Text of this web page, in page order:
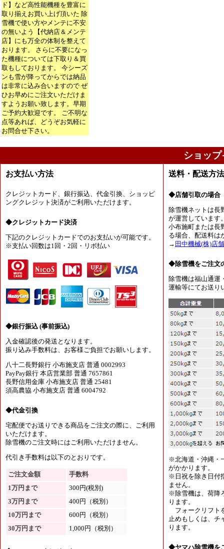
ド】など高性能機種を豊富に
取り揃えお買い上げ頂いた 除
雪機で使い方やメンテに不安
の無いよう【代納店＆メンテ
店】にも万全の体制を整えて
おります。 さらに不要になっ
た機種については下取り＆買
取もしております。 今シーズ
ンも雪が降ってからでは納品
は非常に込み合いますので ぜ
ひお早めにご注文いただけま
すようお願い致します。早期
ご予約大歓迎です。 ご不明な
点等あれば、どうぞお気軽に
お問合せ下さい。
ショッ
お支払い方法
クレジットカード、銀行振込、代金引換、ショッピ
ングクレジット決済がご利用いただけます。
◆クレジットカード決済
下記のクレジットカードでのお支払いが可能です。
※支払い回数は1回・2回・リボ払い
◆銀行振込 (事前振込)
入金確認後の発送となります。
振り込み手数料は、お客様ご負担でお願いします。
八十二長野銀行 小布施支店 普通 0002993
PayPay銀行 本店営業部 普通 7657861
長野信用金庫 小布施支店 普通 25481
須高農協 小布施支店 普通 6004792
◆代金引換
宅配便でお送りできる商品をご注文の際に、ご利用
いただけます。
除雪機のご注文時にはご利用いただけません。
代引き手数料は以下のとおりです。
ご注文金額
手数料
1万円まで
300円(税別)
3万円まで
400円（税別）
10万円まで
600円（税別）
30万円まで
1,000円（税別）
送料・配送方
◆店舗引取の場合
除雪機ネットは長
が運営しています
小布施町または長
る場合、配送料は
→ 田中機械(株)店
◆除雪機をご注文
除雪機は福山通運
運輸等にてお送り
※北海道・沖縄・
がかかります。
※日祝を除き日付
ません。
※除雪機は、荷降
ります。
フォークリフト
止めもしくは、チ
ります。
◆ヤマハ除雪機を